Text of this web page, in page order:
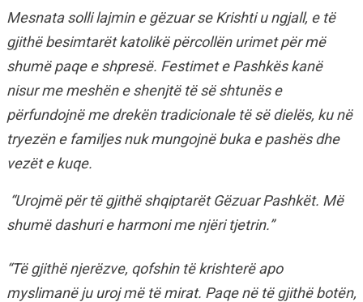
Mesnata solli lajmin e gëzuar se Krishti u ngjall, e të
gjithë besimtarët katolikë përcollën urimet për më
shumë paqe e shpresë. Festimet e Pashkës kanë
nisur me meshën e shenjtë të së shtunës e
përfundojnë me drekën tradicionale të së dielës, ku në
tryezën e familjes nuk mungojnë buka e pashës dhe
vezët e kuqe.
“Urojmë për të gjithë shqiptarët Gëzuar Pashkët. Më
shumë dashuri e harmoni me njëri tjetrin.”
“Të gjithë njerëzve, qofshin të krishterë apo
myslimanë ju uroj më të mirat. Paqe në të gjithë botën,